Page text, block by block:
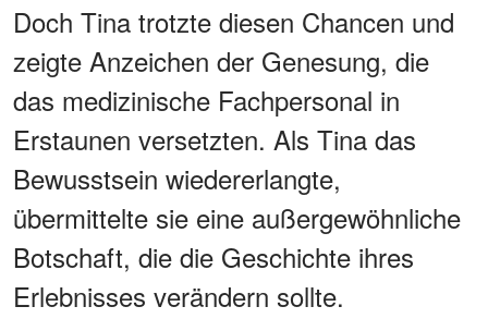
Doch Tina trotzte diesen Chancen und
zeigte Anzeichen der Genesung, die
das medizinische Fachpersonal in
Erstaunen versetzten. Als Tina das
Bewusstsein wiedererlangte,
übermittelte sie eine außergewöhnliche
Botschaft, die die Geschichte ihres
Erlebnisses verändern sollte.